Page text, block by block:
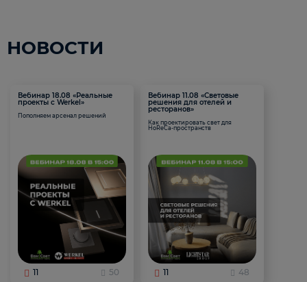
НОВОСТИ
Вебинар 18.08 «Реальные
проекты с Werkel»
Пополняем арсенал решений
11 50
Вебинар 11.08 «Световые
решения для отелей и
ресторанов»
Как проектировать свет для
HoReCa-пространств
11 48